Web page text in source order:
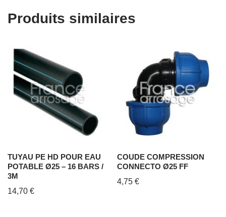
Produits similaires
TUYAU PE HD POUR EAU
POTABLE Ø25 – 16 BARS /
3M
14,70 €
COUDE COMPRESSION
CONNECTO Ø25 FF
4,75€